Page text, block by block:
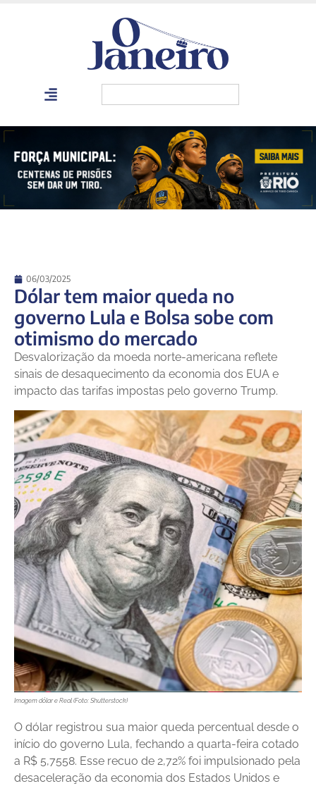
06/03/2025
Dólar tem maior queda no
governo Lula e Bolsa sobe com
otimismo do mercado
Desvalorização da moeda norte-americana reflete
sinais de desaquecimento da economia dos EUA e
impacto das tarifas impostas pelo governo Trump.
Imagem dólar e Real (Foto: Shutterstock)
O dólar registrou sua maior queda percentual desde o
início do governo Lula, fechando a quarta-feira cotado
a R$ 5,7558. Esse recuo de 2,72% foi impulsionado pela
desaceleração da economia dos Estados Unidos e